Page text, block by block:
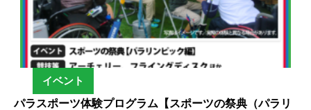
イベント
パラスポーツ体験プログラム【スポーツの祭典（パラリ